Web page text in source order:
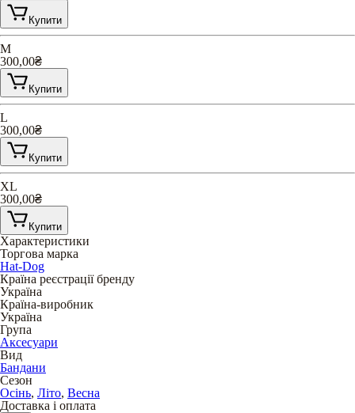
Купити
M
300,00₴
Купити
L
300,00₴
Купити
XL
300,00₴
Купити
Характеристики
Торгова марка
Hat-Dog
Країна реєстрації бренду
Україна
Країна-виробник
Україна
Група
Аксесуари
Вид
Бандани
Сезон
Осінь, Літо, Весна
Доставка і оплата